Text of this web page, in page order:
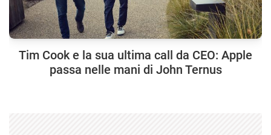
Tim Cook e la sua ultima call da CEO: Apple
passa nelle mani di John Ternus